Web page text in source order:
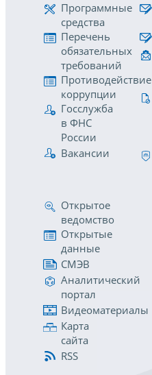
Программные
средства
Перечень
обязательных
требований
Противодействие
коррупции
Госслужба
в ФНС
России
Вакансии
Открытое
ведомство
Открытые
данные
СМЭВ
Аналитический
портал
Видеоматериалы
Карта
сайта
RSS